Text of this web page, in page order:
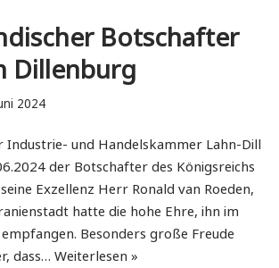
Botschafter
Dillenburg
2024
Industrie- und Handelskammer Lahn-Dill
der Botschafter des Königsreichs
Exzellenz Herr Ronald van Roeden,
hatte die hohe Ehre, ihn im
Besonders große Freude
dass…Weiterlesen »